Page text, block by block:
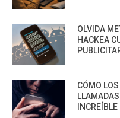
OLVIDA
HACKEA
CÓMO